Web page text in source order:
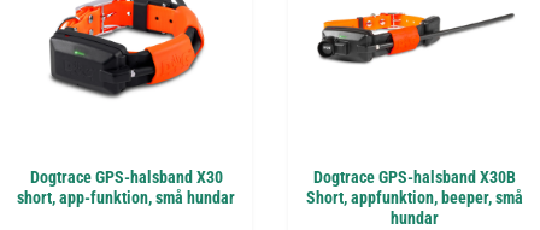
Dogtrace GPS-halsband X30
short, app-funktion, små hundar
Dogtrace GPS-halsband X30B
Short, appfunktion, beeper, små
hundar